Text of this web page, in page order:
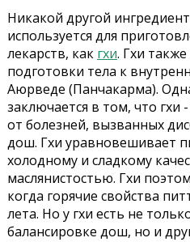
Никакой другой
используется для
лекарств, как гхи. Гхи
подготовки тела к
Аюрведе (Панчакарма).
заключается в том, что гхи
от болезней, вызванных
дош. Гхи уравновешивает
холодному и сладкому
маслянистостью. Гхи
когда горячие свойства
лета. Но у гхи есть не
балансировке дош, но и